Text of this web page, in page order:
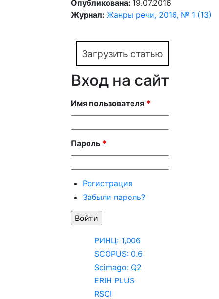
Опубликована: 19.07.2016
Журнал: Жанры речи, 2016, № 1 (13)
Загрузить статью
Вход на сайт
Имя пользователя *
Пароль *
Регистрация
Забыли пароль?
РИНЦ: 1,006
SCOPUS: 0.6
Scimago: Q2
ERIH PLUS
RSCI